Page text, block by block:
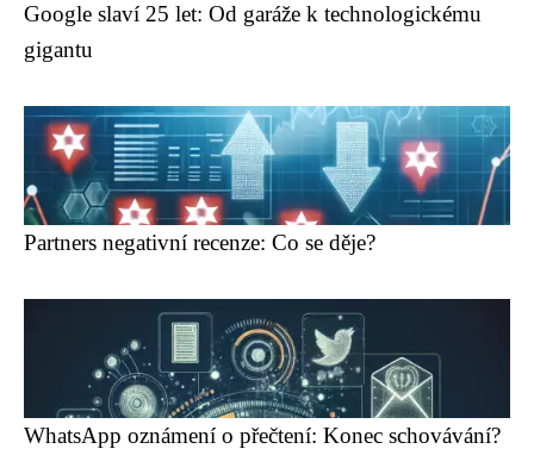
Google slaví 25 let: Od garáže k technologickému
gigantu
Partners negativní recenze: Co se děje?
WhatsApp oznámení o přečtení: Konec schovávání?